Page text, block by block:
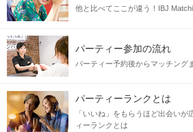
他と比べてここが違う！IBJ
パーティー参加の流れ
パーティー予約後からマッチング
パーティーランクとは
「いいね」をもらうほど出会い
ィーランクとは